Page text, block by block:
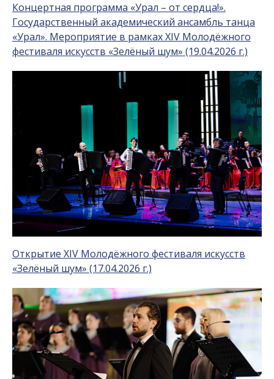
Концертная программа «Урал – от сердца!».
Государственный академический ансамбль танца
«Урал». Мероприятие в рамках XIV Молодёжного
фестиваля искусств «Зелёный шум» (19.04.2026 г.)
Открытие XIV Молодёжного фестиваля искусств
«Зелёный шум» (17.04.2026 г.)